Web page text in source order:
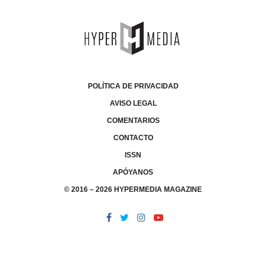
POLÍTICA DE PRIVACIDAD
AVISO LEGAL
COMENTARIOS
CONTACTO
ISSN
APÓYANOS
© 2016 – 2026 HYPERMEDIA MAGAZINE